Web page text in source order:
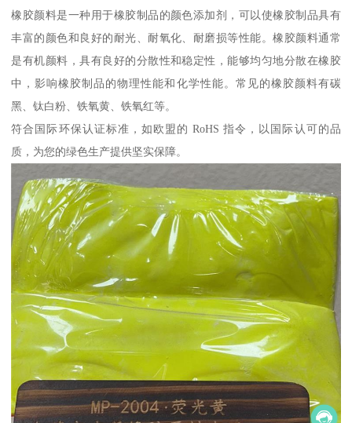
橡胶颜料是一种用于橡胶制品的颜色添加剂，可以使橡胶制品具有
丰富的颜色和良好的耐光、耐氧化、耐磨损等性能。橡胶颜料通常
是有机颜料，具有良好的分散性和稳定性，能够均匀地分散在橡胶
中，影响橡胶制品的物理性能和化学性能。常见的橡胶颜料有碳
黑、钛白粉、铁氧黄、铁氧红等。
符合国际环保认证标准，如欧盟的 RoHS 指令，以国际认可的品
质，为您的绿色生产提供坚实保障。